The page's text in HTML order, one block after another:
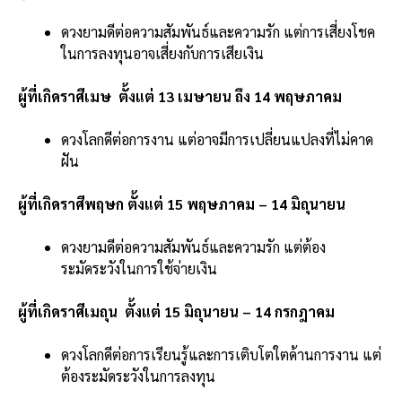
ดวงยามดีต่อความสัมพันธ์และความรัก แต่การเสี่ยงโชค
ในการลงทุนอาจเสี่ยงกับการเสียเงิน
ผู้ที่เกิดราศีเมษ ตั้งแต่ 13 เมษายน ถึง 14 พฤษภาคม
ดวงโลกดีต่อการงาน แต่อาจมีการเปลี่ยนแปลงที่ไม่คาด
ฝัน
ผู้ที่เกิดราศีพฤษก ตั้งแต่ 15 พฤษภาคม – 14 มิถุนายน
ดวงยามดีต่อความสัมพันธ์และความรัก แต่ต้อง
ระมัดระวังในการใช้จ่ายเงิน
ผู้ที่เกิดราศีเมถุน ตั้งแต่ 15 มิถุนายน – 14 กรกฎาคม
ดวงโลกดีต่อการเรียนรู้และการเติบโตใตด้านการงาน แต่
ต้องระมัดระวังในการลงทุน